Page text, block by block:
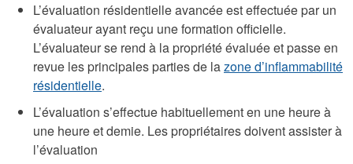
L’évaluation résidentielle avancée est effectuée par un
évaluateur ayant reçu une formation officielle.
L’évaluateur se rend à la propriété évaluée et passe en
revue les principales parties de lazone d’inflammabilité
résidentielle.
L’évaluation s’effectue habituellement en une heure à
une heure et demie. Les propriétaires doivent assister à
l’évaluation